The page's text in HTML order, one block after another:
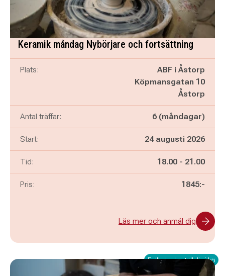
Keramik måndag Nybörjare och fortsättning
Plats:
ABF i Åstorp
Köpmansgatan 10
Åstorp
Antal träffar: 6 (måndagar)
Start: 24 augusti 2026
Tid: Pågår mellan
18.00 - och
21.00
Pris: 1845:-
Läs mer och anmäl dig
Fullbokad - ställ dig i kö